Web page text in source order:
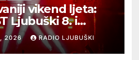
vikend ljeta:
Ljubuški 8. i
2026 RADIO LJUBUŠKI